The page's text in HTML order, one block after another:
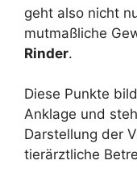
geht also nicht
mutmaßliche
Rinder.
Diese Punkte
Anklage und
Darstellung der
tierärztliche